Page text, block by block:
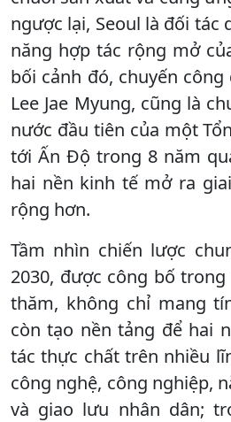
ngược lại, Seoul là đối tác
năng hợp tác rộng mở
bối cảnh đó, chuyến
Lee Jae Myung, cũng là
nước đầu tiên của một
tới Ấn Độ trong 8 năm
hai nền kinh tế mở ra
rộng hơn.
Tầm nhìn chiến lược
2030, được công bố
thăm, không chỉ mang
còn tạo nền tảng để hai
tác thực chất trên nhiều
công nghệ, công nghiệp,
và giao lưu nhân dân;